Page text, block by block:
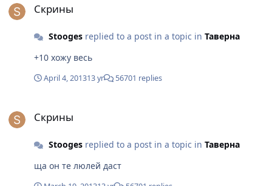
Скрины
Stoogesreplied to a post in a topic in Таверна
+10 хожу весь
April 4, 201313 yr 56701 replies
Скрины
Stoogesreplied to a post in a topic in Таверна
ща он те люлей даст